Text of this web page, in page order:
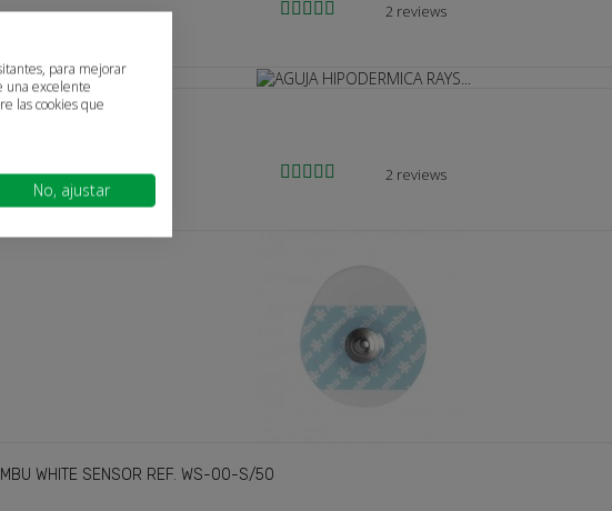
2 reviews
(100 unid.)
2 reviews
WHITE SENSOR REF. WS-00-S/50
You need to be logged in to save products in your wish list.
para mejorar
una excelente
las cookies que
No, ajustar